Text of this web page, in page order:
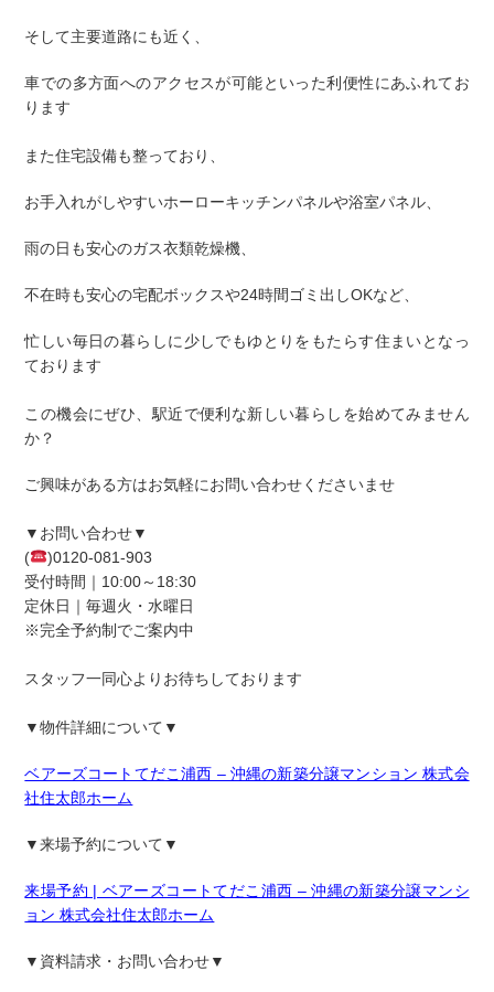
そして主要道路にも近く、
車での多⽅⾯へのアクセスが可能といった利便性にあふれてお
ります
また住宅設備も整っており、
お手入れがしやすいホーローキッチンパネルや浴室パネル、
雨の日も安心のガス衣類乾燥機、
不在時も安心の宅配ボックスや24時間ゴミ出しOKなど、
忙しい毎日の暮らしに少しでもゆとりをもたらす住まいとなっ
ております
この機会にぜひ、駅近で便利な新しい暮らしを始めてみません
か？
ご興味がある方はお気軽にお問い合わせくださいませ
▼お問い合わせ▼
(
)0120-081-903
受付時間｜10:00～18:30
定休日｜毎週火・水曜日
※完全予約制でご案内中
スタッフ一同心よりお待ちしております
▼物件詳細について▼
ベアーズコートてだこ浦西 – 沖縄の新築分譲マンション 株式会
社住太郎ホーム
▼来場予約について▼
来場予約 | ベアーズコートてだこ浦西 – 沖縄の新築分譲マンシ
ョン 株式会社住太郎ホーム
▼資料請求・お問い合わせ▼